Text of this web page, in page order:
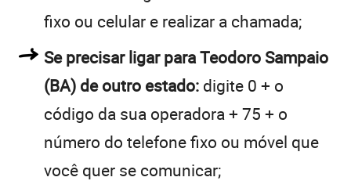
fixo ou celular e realizar a chamada;
Se precisar ligar para Teodoro Sampaio
(BA) de outro estado: digite 0 + o
código da sua operadora + 75 + o
número do telefone fixo ou móvel que
você quer se comunicar;